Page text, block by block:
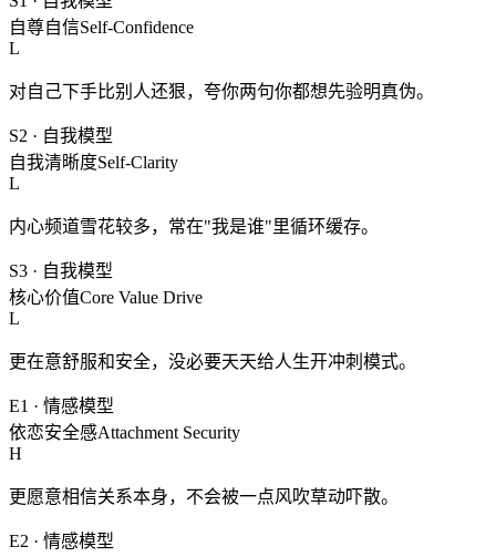
自尊自信Self-Confidence
L
对自己下手比别人还狠，夸你两句你都想先验明真伪。
S2 · 自我模型
自我清晰度Self-Clarity
L
内心频道雪花较多，常在"我是谁"里循环缓存。
S3 · 自我模型
核心价值Core Value Drive
L
更在意舒服和安全，没必要天天给人生开冲刺模式。
E1 · 情感模型
依恋安全感Attachment Security
H
更愿意相信关系本身，不会被一点风吹草动吓散。
E2 · 情感模型